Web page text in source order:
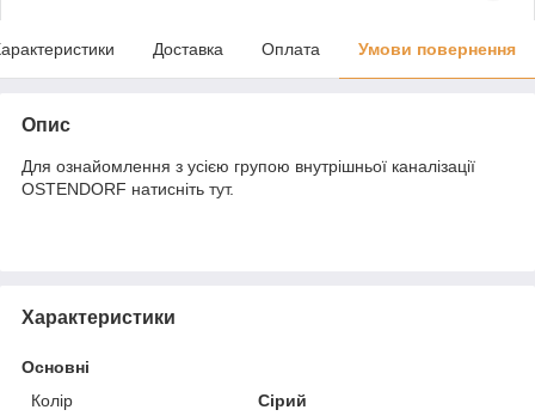
Доставка Оплата Умови повернення
Опис
Для ознайомлення з усією групою внутрішньої каналізації
OSTENDORF натисніть тут.
Характеристики
Основні
Колір
Сірий